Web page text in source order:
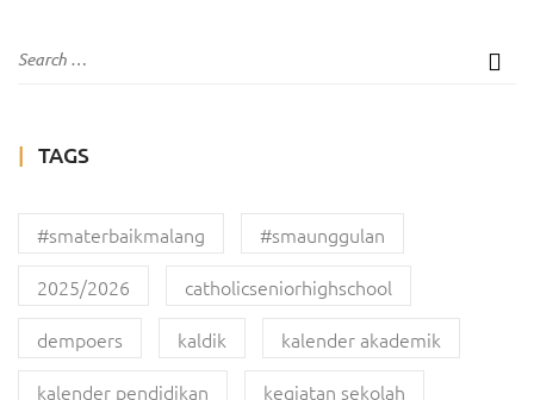
TAGS
#smaterbaikmalang
#smaunggulan
2025/2026
catholicseniorhighschool
dempoers
kaldik
kalender akademik
kalender pendidikan
kegiatan sekolah